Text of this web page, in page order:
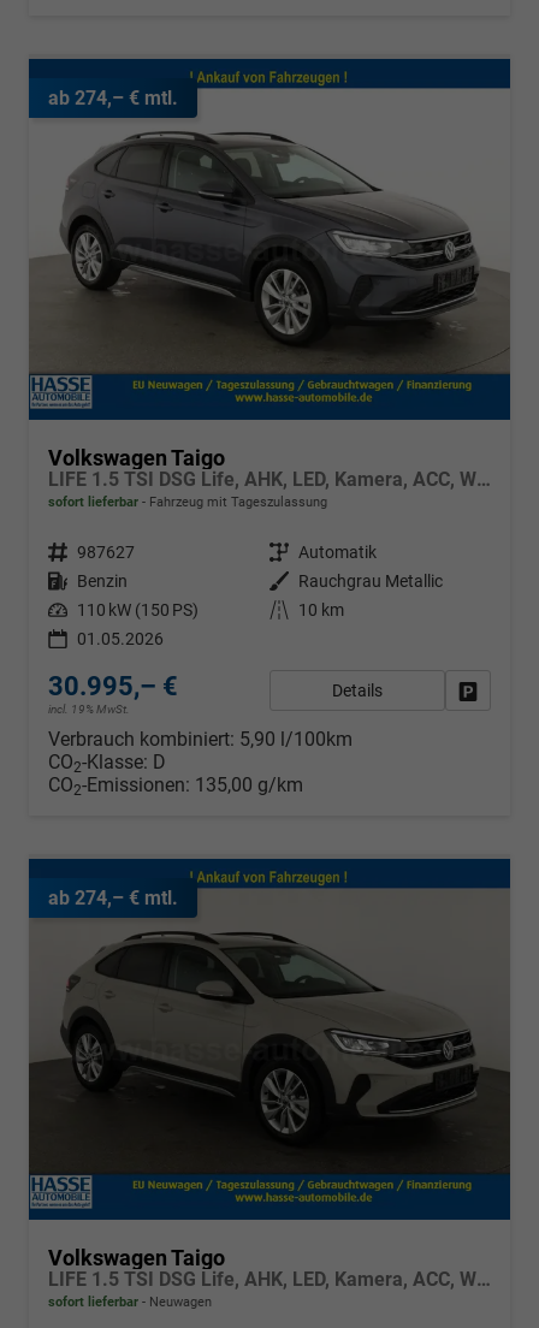
ab 274,– € mtl.
Volkswagen Taigo
LIFE 1.5 TSI DSG Life, AHK, LED, Kamera, ACC, Winter, 17-Zoll
sofort lieferbar Fahrzeug mit Tageszulassung
Fahrzeugnr. 987627 Getriebe Automatik
Kraftstoff Benzin Außenfarbe
Rauchgrau Metallic
Leistung 110 kW (150 PS) Kilometerstand
10 km
01.05.2026
30.995,– €
incl. 19% MwSt.
Details
Verbrauch kombiniert: 5,90 l/100km
CO2-Klasse: D
CO2-Emissionen: 135,00 g/km
ab 274,– € mtl.
Volkswagen Taigo
LIFE 1.5 TSI DSG Life, AHK, LED, Kamera, ACC, Winter, 17-Zoll
sofort lieferbar Neuwagen